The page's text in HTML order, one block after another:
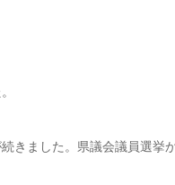
きました。県議会議員選